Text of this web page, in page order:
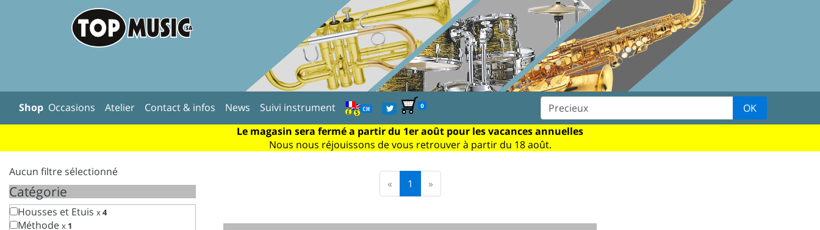
Shop Occasions Atelier Contact & infos News Suivi instrument CH 0
OK
Le magasin sera fermé a partir du 1er août pour les vacances annuelles
Nous nous réjouissons de vous retrouver à partir du 18 août.
Aucun filtre sélectionné
Catégorie
Housses et Etuis x4
Méthode x 1
« 1 »